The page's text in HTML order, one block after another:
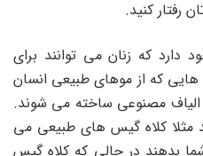
رفتار کنید.
دارد که زنان می توانند برای
که از موهای طبیعی انسان
الیاف مصنوعی ساخته می شوند.
مثلا کلاه گیس های طبیعی می
بدهند در حالی که کلاه گیس